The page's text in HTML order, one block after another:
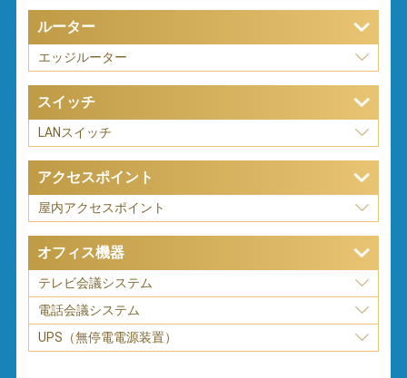
ルーター
エッジルーター
スイッチ
LANスイッチ
アクセスポイント
屋内アクセスポイント
オフィス機器
テレビ会議システム
電話会議システム
UPS（無停電電源装置）